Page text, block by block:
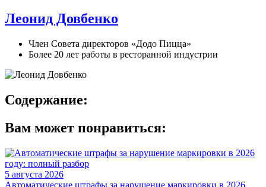
Леонид Довбенко
Член Совета директоров «Додо Пицца»
Более 20 лет работы в ресторанной индустрии
Содержание:
Вам может понравиться:
5 августа 2026
Автоматические штрафы за нарушение маркировки в 2026